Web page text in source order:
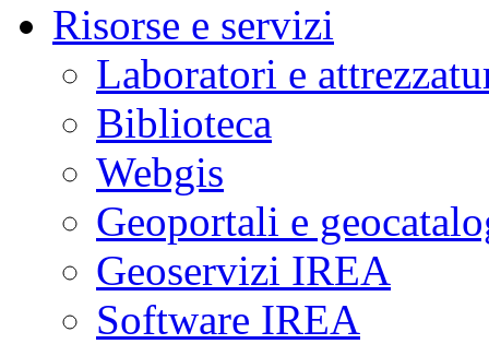
Risorse e servizi
Laboratori e
Biblioteca
Webgis
Geoportali e
Geoservizi IREA
Software IREA